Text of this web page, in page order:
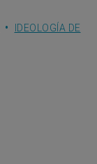
IDEOLOGÍA DE